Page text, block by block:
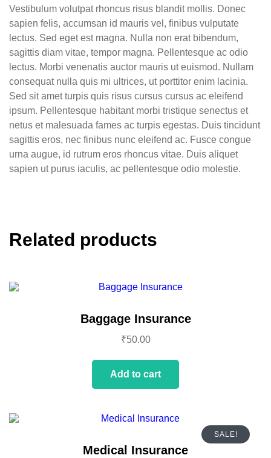
Vestibulum volutpat rhoncus risus blandit mollis. Donec
sapien felis, accumsan id mauris vel, finibus vulputate
lectus. Sed eget est magna. Nulla non erat bibendum,
sagittis diam vitae, tempor magna. Pellentesque ac odio
lectus. Morbi venenatis auctor mauris ut euismod. Nullam
consequat nulla quis mi ultrices, ut porttitor enim lacinia.
Sed sit amet turpis quis risus cursus cursus ac eleifend
ipsum. Pellentesque habitant morbi tristique senectus et
netus et malesuada fames ac turpis egestas. Duis tincidunt
sagittis eros, nec finibus nunc eleifend ac. Fusce congue
urna augue, id rutrum eros rhoncus vitae. Duis aliquet
sapien ut purus iaculis, ac pellentesque odio molestie.
Related products
Baggage Insurance
₹50.00
Add to cart
SALE!
Medical Insurance